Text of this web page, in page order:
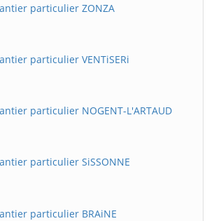
particulier ZONZA
particulier VENTiSERi
particulier NOGENT-L'ARTAUD
particulier SiSSONNE
particulier BRAiNE